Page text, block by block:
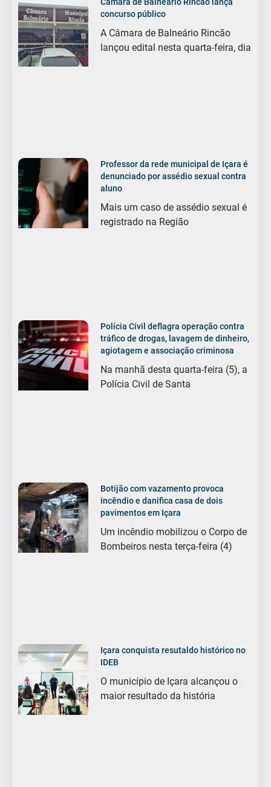
Câmara de Balneário Rincão lança
concurso público
A Câmara de Balneário Rincão
lançou edital nesta quarta-feira, dia
Professor da rede municipal de Içara é
denunciado por assédio sexual contra
aluno
Mais um caso de assédio sexual é
registrado na Região
Polícia Civil deflagra operação contra
tráfico de drogas, lavagem de dinheiro,
agiotagem e associação criminosa
Na manhã desta quarta-feira (5), a
Polícia Civil de Santa
Botijão com vazamento provoca
incêndio e danifica casa de dois
pavimentos em Içara
Um incêndio mobilizou o Corpo de
Bombeiros nesta terça-feira (4)
Içara conquista resutaldo histórico no
IDEB
O município de Içara alcançou o
maior resultado da história